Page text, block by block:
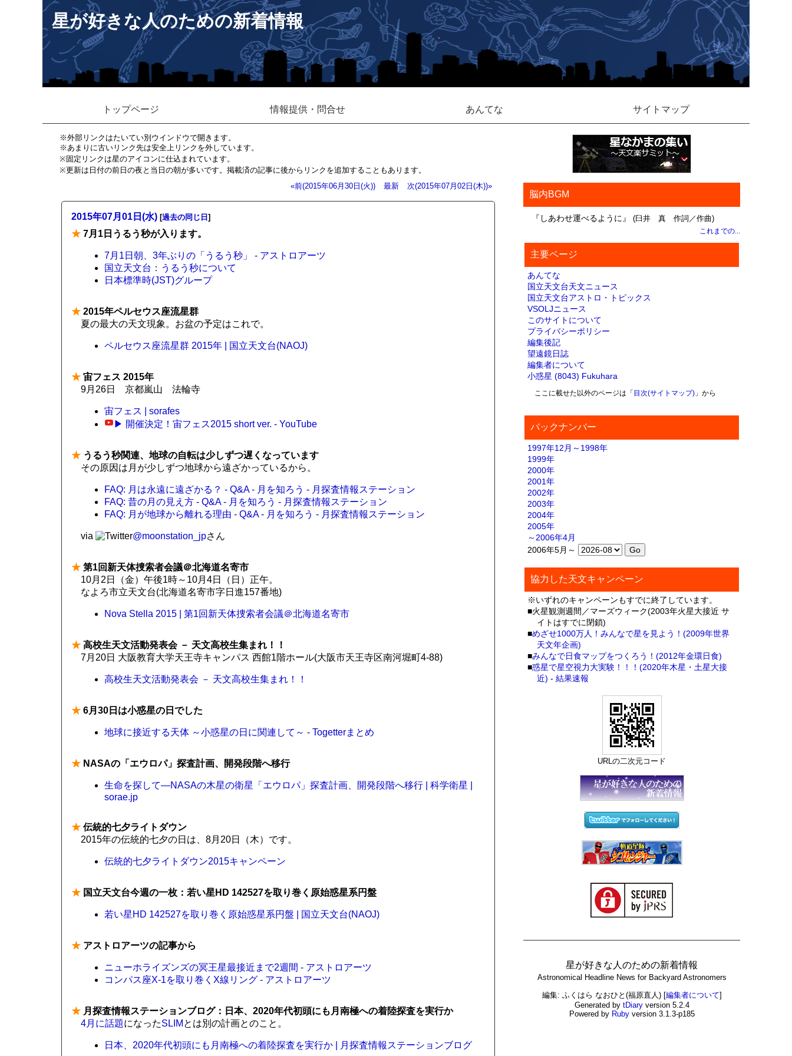
星が好きな人のための新着情報
トップページ 情報提供・問合せ あんてな サイトマップ
※外部リンクはたいてい別ウインドウで開きます。
※あまりに古いリンク先は安全上リンクを外しています。
※固定リンクは星のアイコンに仕込まれています。
※更新は日付の前日の夜と当日の朝が多いです。掲載済の記事に後からリンクを追加することもあります。
«前(2015年06月30日(火))
最新 次(2015年07月02日(木))»
2015年07月01日(水) [過去の同じ日 ]
★ 7月1日うるう秒が入ります。
7月1日朝、3年ぶりの「うるう秒」 - アストロアーツ
国立天文台：うるう秒について
日本標準時(JST)グループ
★ 2015年ペルセウス座流星群
夏の最大の天文現象。お盆の予定はこれで。
ペルセウス座流星群 2015年 | 国立天文台(NAOJ)
★ 宙フェス 2015年
9月26日 京都嵐山 法輪寺
宙フェス | sorafes
▶ 開催決定！宙フェス2015 short ver. - YouTube
★ うるう秒関連、地球の自転は少しずつ遅くなっています
その原因は月が少しずつ地球から遠ざかっているから。
FAQ: 月は永遠に遠ざかる？ - Q&A - 月を知ろう - 月探査情報ステーション
FAQ: 昔の月の見え方 - Q&A - 月を知ろう - 月探査情報ステーション
FAQ: 月が地球から離れる理由 - Q&A - 月を知ろう - 月探査情報ステーション
via @moonstation_jpさん
★ 第1回新天体捜索者会議＠北海道名寄市
10月2日（金）午後1時～10月4日（日）正午。
なよろ市立天文台(北海道名寄市字日進157番地)
Nova Stella 2015 | 第1回新天体捜索者会議＠北海道名寄市
★ 高校生天文活動発表会 － 天文高校生集まれ！！
7月20日 大阪教育大学天王寺キャンパス 西館1階ホール(大阪市天王寺区南河堀町4-88)
高校生天文活動発表会 － 天文高校生集まれ！！
★ 6月30日は小惑星の日でした
地球に接近する天体 ～小惑星の日に関連して～ - Togetterまとめ
★ NASAの「エウロパ」探査計画、開発段階へ移行
生命を探して—NASAの木星の衛星「エウロパ」探査計画、開発段階へ移行 | 科学衛星 |
sorae.jp
★ 伝統的七夕ライトダウン
2015年の伝統的七夕の日は、8月20日（木）です。
伝統的七夕ライトダウン2015キャンペーン
★ 国立天文台今週の一枚：若い星HD 142527を取り巻く原始惑星系円盤
若い星HD 142527を取り巻く原始惑星系円盤 | 国立天文台(NAOJ)
★ アストロアーツの記事から
ニューホライズンズの冥王星最接近まで2週間 - アストロアーツ
コンパス座X-1を取り巻くX線リング - アストロアーツ
★ 月探査情報ステーションブログ：日本、2020年代初頭にも月南極への着陸探査を実行か
4月に話題になったSLIM とは別の計画とのこと。
日本、2020年代初頭にも月南極への着陸探査を実行か | 月探査情報ステーションブログ
脳内BGM
『しあわせ運べるように』 (臼井 真 作詞／作曲)
これまでの...
主要ページ
あんてな
国立天文台天文ニュース
国立天文台アストロ・トピックス
VSOLJニュース
このサイトについて
プライバシーポリシー
編集後記
望遠鏡日誌
編集者について
小惑星 (8043) Fukuhara
ここに載せた以外のページは「 目次(サイトマップ)」から
バックナンバー
1997年12月～1998年
1999年
2000年
2001年
2002年
2003年
2004年
2005年
～2006年4月
2006年5月～
協力した天文キャンペーン
※いずれのキャンペーンもすでに終了しています。
■火星観測週間／マーズウィーク(2003年火星大接近 サ
イトはすでに閉鎖)
■めざせ1000万人！みんなで星を見よう！(2009年世界
天文年企画)
■みんなで日食マップをつくろう！(2012年金環日食)
■惑星で星空視力大実験！！！(2020年木星・土星大接
近) -結果速報
URLの二次元コード
星が好きな人のための新着情報
Astronomical Headline News for Backyard Astronomers
編集: ふくはら なおひと(福原直人) [編集者について]
Generated by tDiaryversion 5.2.4
Powered by Rubyversion 3.1.3-p185